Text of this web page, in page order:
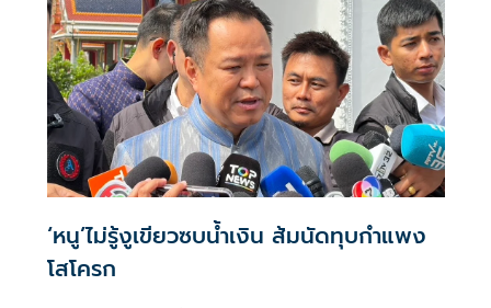
‘หนู’ไม่รู้งูเขียวซบน้ำเงิน ส้มนัดทุบกำแพง
โสโครก